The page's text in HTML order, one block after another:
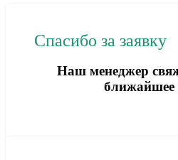
Спасибо за заявку
Наш менеджер
ближайшее